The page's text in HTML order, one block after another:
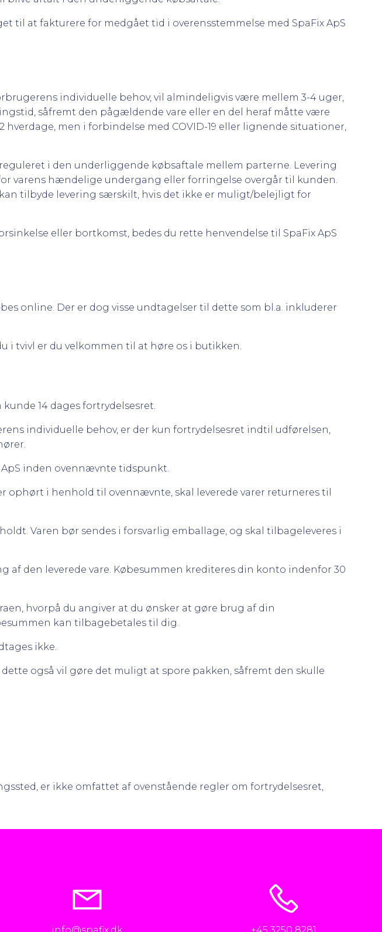
til at fakturere for medgået tid i overensstemmelse med SpaFix ApS
individuelle behov, vil almindeligvis være mellem 3-4 uger,
såfremt den pågældende vare eller en del heraf måtte være
men i forbindelse med COVID-19 eller lignende situationer,
i den underliggende købsaftale mellem parterne. Levering
varens hændelige undergang eller forringelse overgår til kunden.
kan tilbyde levering særskilt, hvis det ikke er muligt/belejligt for
eller bortkomst, bedes du rette henvendelse til SpaFix ApS
online. Der er dog visse undtagelser til dette som bl.a. inkluderer
i tvivl er du velkommen til at høre os i butikken.
14 dages fortrydelsesret.
individuelle behov, er der kun fortrydelsesret indtil udførelsen,
inden ovennævnte tidspunkt.
i henhold til ovennævnte, skal leverede varer returneres til
Varen bør sendes i forsvarlig emballage, og skal tilbageleveres i
den leverede vare. Købesummen krediteres din konto indenfor 30
hvorpå du angiver at du ønsker at gøre brug af din
kan tilbagebetales til dig.
ikke.
også vil gøre det muligt at spore pakken, såfremt den skulle
er ikke omfattet af ovenstående regler om fortrydelsesret,